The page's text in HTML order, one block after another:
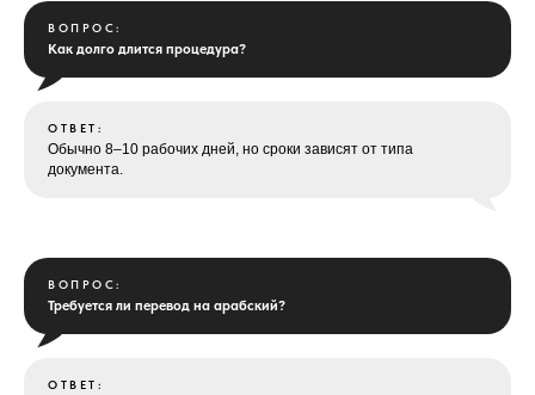
ВОПРОС:
Как долго длится процедура?
ОТВЕТ:
Обычно 8–10 рабочих дней, но сроки зависят от типа
документа.
ВОПРОС:
Требуется ли перевод на арабский?
ОТВЕТ: